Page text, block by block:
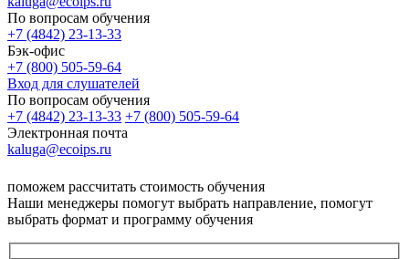
По вопросам обучения
+7 (4842) 23-13-33
Бэк-офис
+7 (800) 505-59-64
Вход для слушателей
По вопросам обучения
+7 (4842) 23-13-33 +7 (800) 505-59-64
Электронная почта
kaluga@ecoips.ru
поможем рассчитать стоимость обучения
Наши менеджеры помогут выбрать направление, помогут
выбрать формат и программу обучения